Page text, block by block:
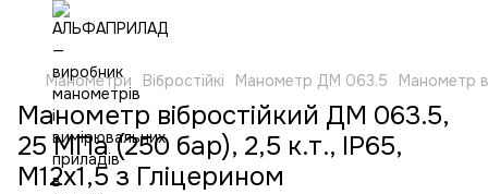
Манометри Вібростійкі Манометр ДМ 063.5 Манометр
Манометр вібростійкий ДМ 063.5,
25 МПа (250 бар), 2,5 к.т., IP65,
М12х1,5 з Гліцерином